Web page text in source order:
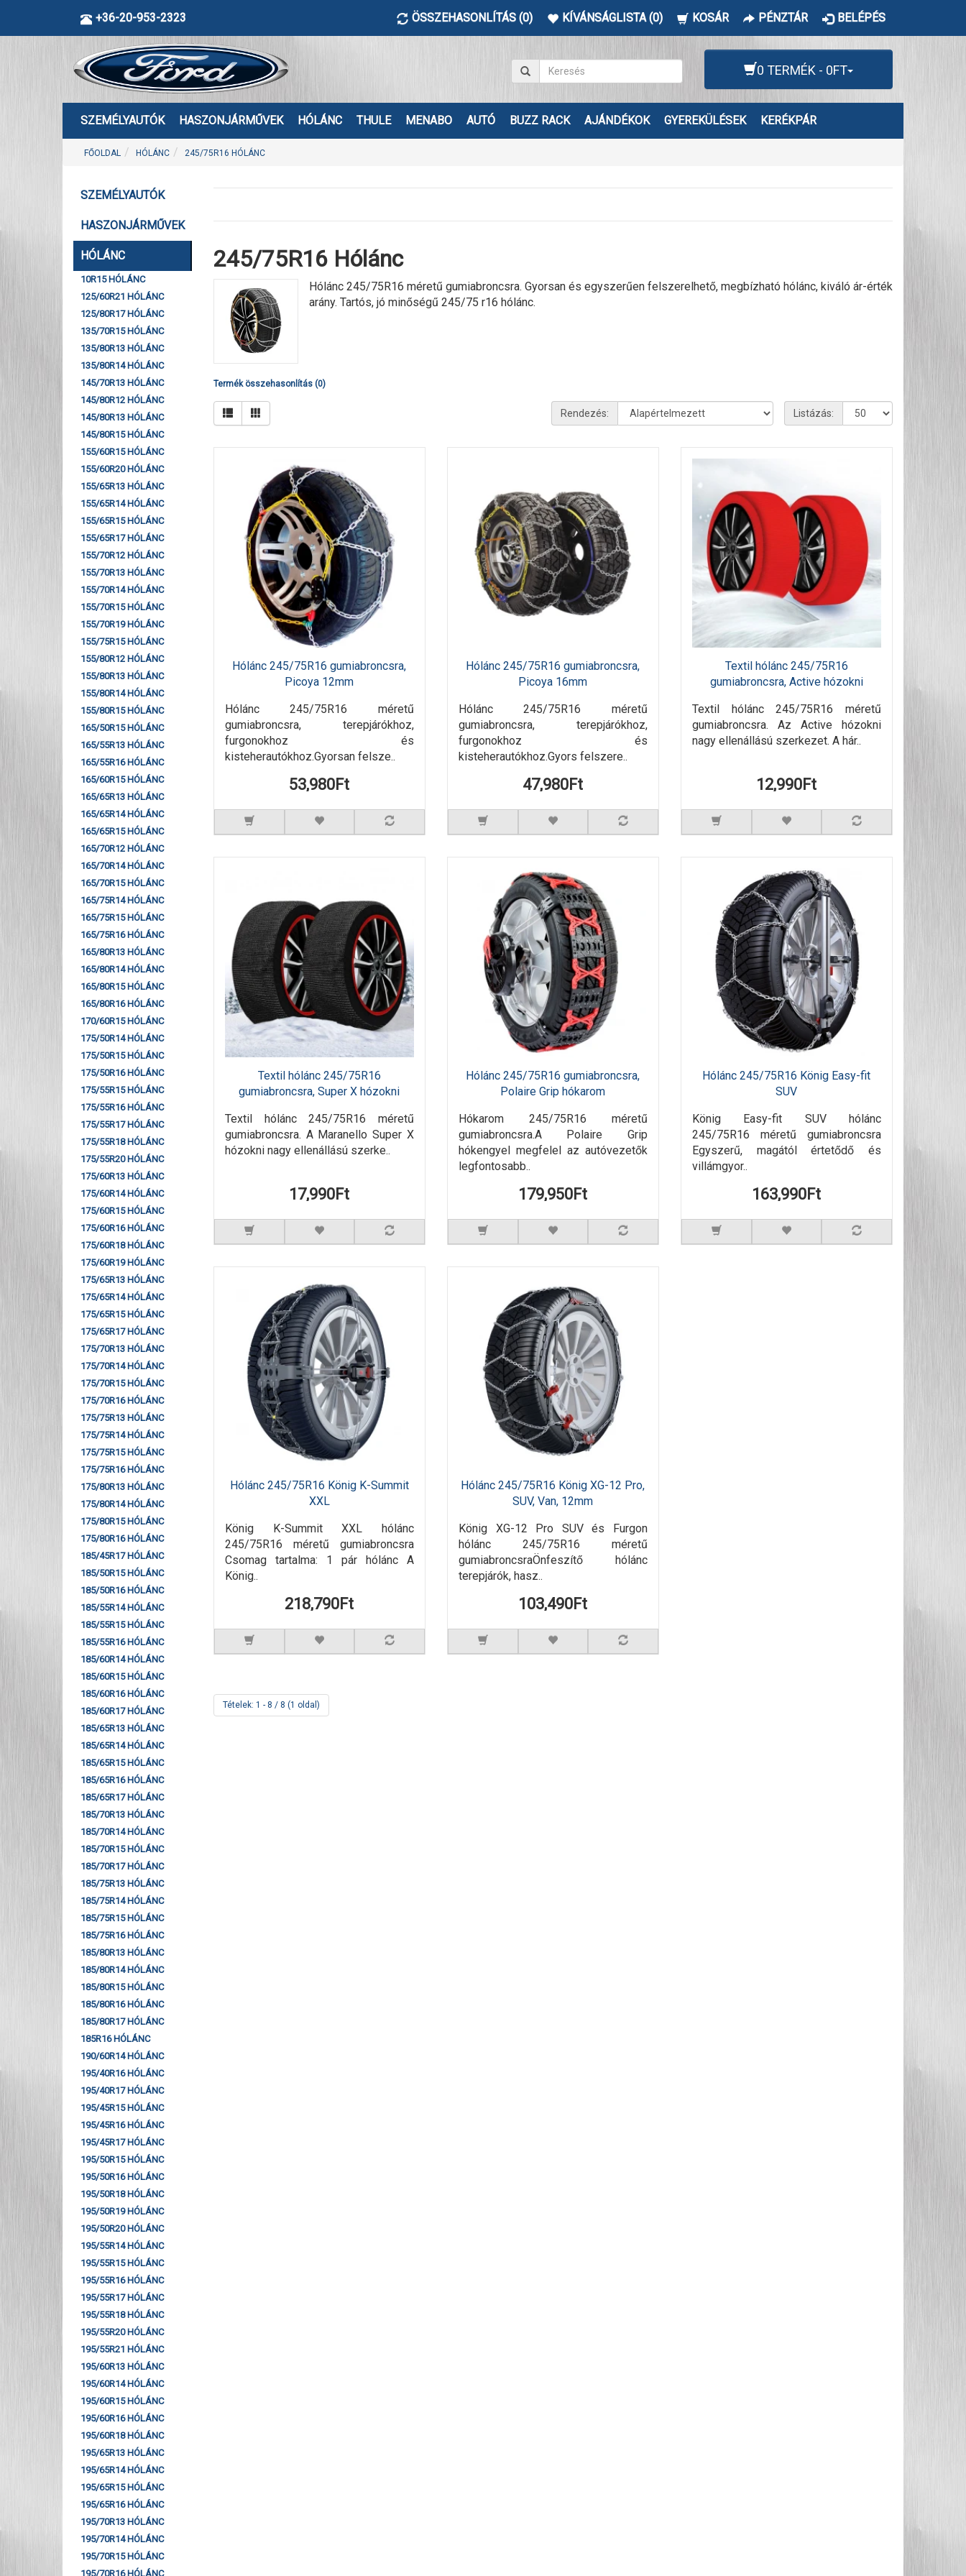
+36-20-953-2323 ÖSSZEHASONLÍTÁS (0) KÍVÁNSÁGLISTA (0) KOSÁR PÉNZTÁR BELÉPÉS
0 TERMÉK - 0FT
SZEMÉLYAUTÓK HASZONJÁRMŰVEK HÓLÁNC THULE MENABO AUTÓ BUZZ RACK AJÁNDÉKOK GYEREKÜLÉSEK KERÉKPÁR
FŐOLDAL HÓLÁNC 245/75R16 HÓLÁNC
SZEMÉLYAUTÓK
HASZONJÁRMŰVEK
HÓLÁNC
10R15 HÓLÁNC
125/60R21 HÓLÁNC
125/80R17 HÓLÁNC
135/70R15 HÓLÁNC
135/80R13 HÓLÁNC
135/80R14 HÓLÁNC
145/70R13 HÓLÁNC
145/80R12 HÓLÁNC
145/80R13 HÓLÁNC
145/80R15 HÓLÁNC
155/60R15 HÓLÁNC
155/60R20 HÓLÁNC
155/65R13 HÓLÁNC
155/65R14 HÓLÁNC
155/65R15 HÓLÁNC
155/65R17 HÓLÁNC
155/70R12 HÓLÁNC
155/70R13 HÓLÁNC
155/70R14 HÓLÁNC
155/70R15 HÓLÁNC
155/70R19 HÓLÁNC
155/75R15 HÓLÁNC
155/80R12 HÓLÁNC
155/80R13 HÓLÁNC
155/80R14 HÓLÁNC
155/80R15 HÓLÁNC
165/50R15 HÓLÁNC
165/55R13 HÓLÁNC
165/55R16 HÓLÁNC
165/60R15 HÓLÁNC
165/65R13 HÓLÁNC
165/65R14 HÓLÁNC
165/65R15 HÓLÁNC
165/70R12 HÓLÁNC
165/70R14 HÓLÁNC
165/70R15 HÓLÁNC
165/75R14 HÓLÁNC
165/75R15 HÓLÁNC
165/75R16 HÓLÁNC
165/80R13 HÓLÁNC
165/80R14 HÓLÁNC
165/80R15 HÓLÁNC
165/80R16 HÓLÁNC
170/60R15 HÓLÁNC
175/50R14 HÓLÁNC
175/50R15 HÓLÁNC
175/50R16 HÓLÁNC
175/55R15 HÓLÁNC
175/55R16 HÓLÁNC
175/55R17 HÓLÁNC
175/55R18 HÓLÁNC
175/55R20 HÓLÁNC
175/60R13 HÓLÁNC
175/60R14 HÓLÁNC
175/60R15 HÓLÁNC
175/60R16 HÓLÁNC
175/60R18 HÓLÁNC
175/60R19 HÓLÁNC
175/65R13 HÓLÁNC
175/65R14 HÓLÁNC
175/65R15 HÓLÁNC
175/65R17 HÓLÁNC
175/70R13 HÓLÁNC
175/70R14 HÓLÁNC
175/70R15 HÓLÁNC
175/70R16 HÓLÁNC
175/75R13 HÓLÁNC
175/75R14 HÓLÁNC
175/75R15 HÓLÁNC
175/75R16 HÓLÁNC
175/80R13 HÓLÁNC
175/80R14 HÓLÁNC
175/80R15 HÓLÁNC
175/80R16 HÓLÁNC
185/45R17 HÓLÁNC
185/50R15 HÓLÁNC
185/50R16 HÓLÁNC
185/55R14 HÓLÁNC
185/55R15 HÓLÁNC
185/55R16 HÓLÁNC
185/60R14 HÓLÁNC
185/60R15 HÓLÁNC
185/60R16 HÓLÁNC
185/60R17 HÓLÁNC
185/65R13 HÓLÁNC
185/65R14 HÓLÁNC
185/65R15 HÓLÁNC
185/65R16 HÓLÁNC
185/65R17 HÓLÁNC
185/70R13 HÓLÁNC
185/70R14 HÓLÁNC
185/70R15 HÓLÁNC
185/70R17 HÓLÁNC
185/75R13 HÓLÁNC
185/75R14 HÓLÁNC
185/75R15 HÓLÁNC
185/75R16 HÓLÁNC
185/80R13 HÓLÁNC
185/80R14 HÓLÁNC
185/80R15 HÓLÁNC
185/80R16 HÓLÁNC
185/80R17 HÓLÁNC
185R16 HÓLÁNC
190/60R14 HÓLÁNC
195/40R16 HÓLÁNC
195/40R17 HÓLÁNC
195/45R15 HÓLÁNC
195/45R16 HÓLÁNC
195/45R17 HÓLÁNC
195/50R15 HÓLÁNC
195/50R16 HÓLÁNC
195/50R18 HÓLÁNC
195/50R19 HÓLÁNC
195/50R20 HÓLÁNC
195/55R14 HÓLÁNC
195/55R15 HÓLÁNC
195/55R16 HÓLÁNC
195/55R17 HÓLÁNC
195/55R18 HÓLÁNC
195/55R20 HÓLÁNC
195/55R21 HÓLÁNC
195/60R13 HÓLÁNC
195/60R14 HÓLÁNC
195/60R15 HÓLÁNC
195/60R16 HÓLÁNC
195/60R18 HÓLÁNC
195/65R13 HÓLÁNC
195/65R14 HÓLÁNC
195/65R15 HÓLÁNC
195/65R16 HÓLÁNC
195/70R13 HÓLÁNC
195/70R14 HÓLÁNC
195/70R15 HÓLÁNC
195/70R16 HÓLÁNC
245/75R16 Hólánc
Hólánc 245/75R16 méretű gumiabroncsra. Gyorsan és egyszerűen felszerelhető, megbízható hólánc, kiváló ár-érték
arány. Tartós, jó minőségű 245/75 r16 hólánc.
Termék összehasonlítás (0)
Listázás:
Rendezés:
Hólánc 245/75R16 gumiabroncsra,
Picoya 12mm
Hólánc 245/75R16 méretű
gumiabroncsra, terepjárókhoz,
furgonokhoz és
kisteherautókhoz.Gyorsan felsze..
53,980Ft
Hólánc 245/75R16 gumiabroncsra,
Picoya 16mm
Hólánc 245/75R16 méretű
gumiabroncsra, terepjárókhoz,
furgonokhoz és
kisteherautókhoz.Gyors felszere..
47,980Ft
Textil hólánc 245/75R16
gumiabroncsra, Active hózokni
Textil hólánc 245/75R16 méretű
gumiabroncsra. Az Active hózokni
nagy ellenállású szerkezet. A hár..
12,990Ft
Textil hólánc 245/75R16
gumiabroncsra, Super X hózokni
Textil hólánc 245/75R16 méretű
gumiabroncsra. A Maranello Super X
hózokni nagy ellenállású szerke..
17,990Ft
Hólánc 245/75R16 gumiabroncsra,
Polaire Grip hókarom
Hókarom 245/75R16 méretű
gumiabroncsra.A Polaire Grip
hókengyel megfelel az autóvezetők
legfontosabb..
179,950Ft
Hólánc 245/75R16 König Easy-fit
SUV
König Easy-fit SUV hólánc
245/75R16 méretű gumiabroncsra
Egyszerű, magától értetődő és
villámgyor..
163,990Ft
Hólánc 245/75R16 König K-Summit
XXL
König K-Summit XXL hólánc
245/75R16 méretű gumiabroncsra
Csomag tartalma: 1 pár hólánc A
König..
218,790Ft
Hólánc 245/75R16 König XG-12 Pro,
SUV, Van, 12mm
König XG-12 Pro SUV és Furgon
hólánc 245/75R16 méretű
gumiabroncsraÖnfeszítő hólánc
terepjárók, hasz..
103,490Ft
Tételek: 1 - 8 / 8 (1 oldal)